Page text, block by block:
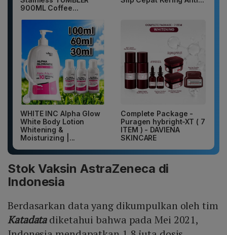
900ML Coffee...
WHITE INC Alpha Glow
White Body Lotion
Whitening &
Moisturizing |...
Complete Package -
Puragen hybright-XT ( 7
ITEM ) - DAVIENA
SKINCARE
Stok Vaksin AstraZeneca di
Indonesia
Berdasarkan data yang dikumpulkan oleh tim
Katadatadiketahui bahwa pada Mei 2021,